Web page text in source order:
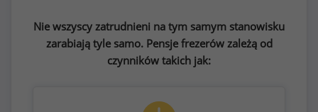
Nie wszyscy zatrudnieni na tym samym stanowisku
zarabiają tyle samo. Pensje frezerów zależą od
czynników takich jak: